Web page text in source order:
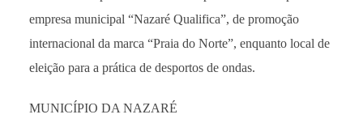
empresa municipal “Nazaré Qualifica”, de promoção
internacional da marca “Praia do Norte”, enquanto local de
eleição para a prática de desportos de ondas.
MUNICÍPIO DA NAZARÉ